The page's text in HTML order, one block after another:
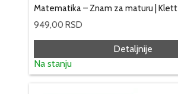
Matematika – Znam za maturu | Klett
949,00 RSD
Detaljnije
Na stanju